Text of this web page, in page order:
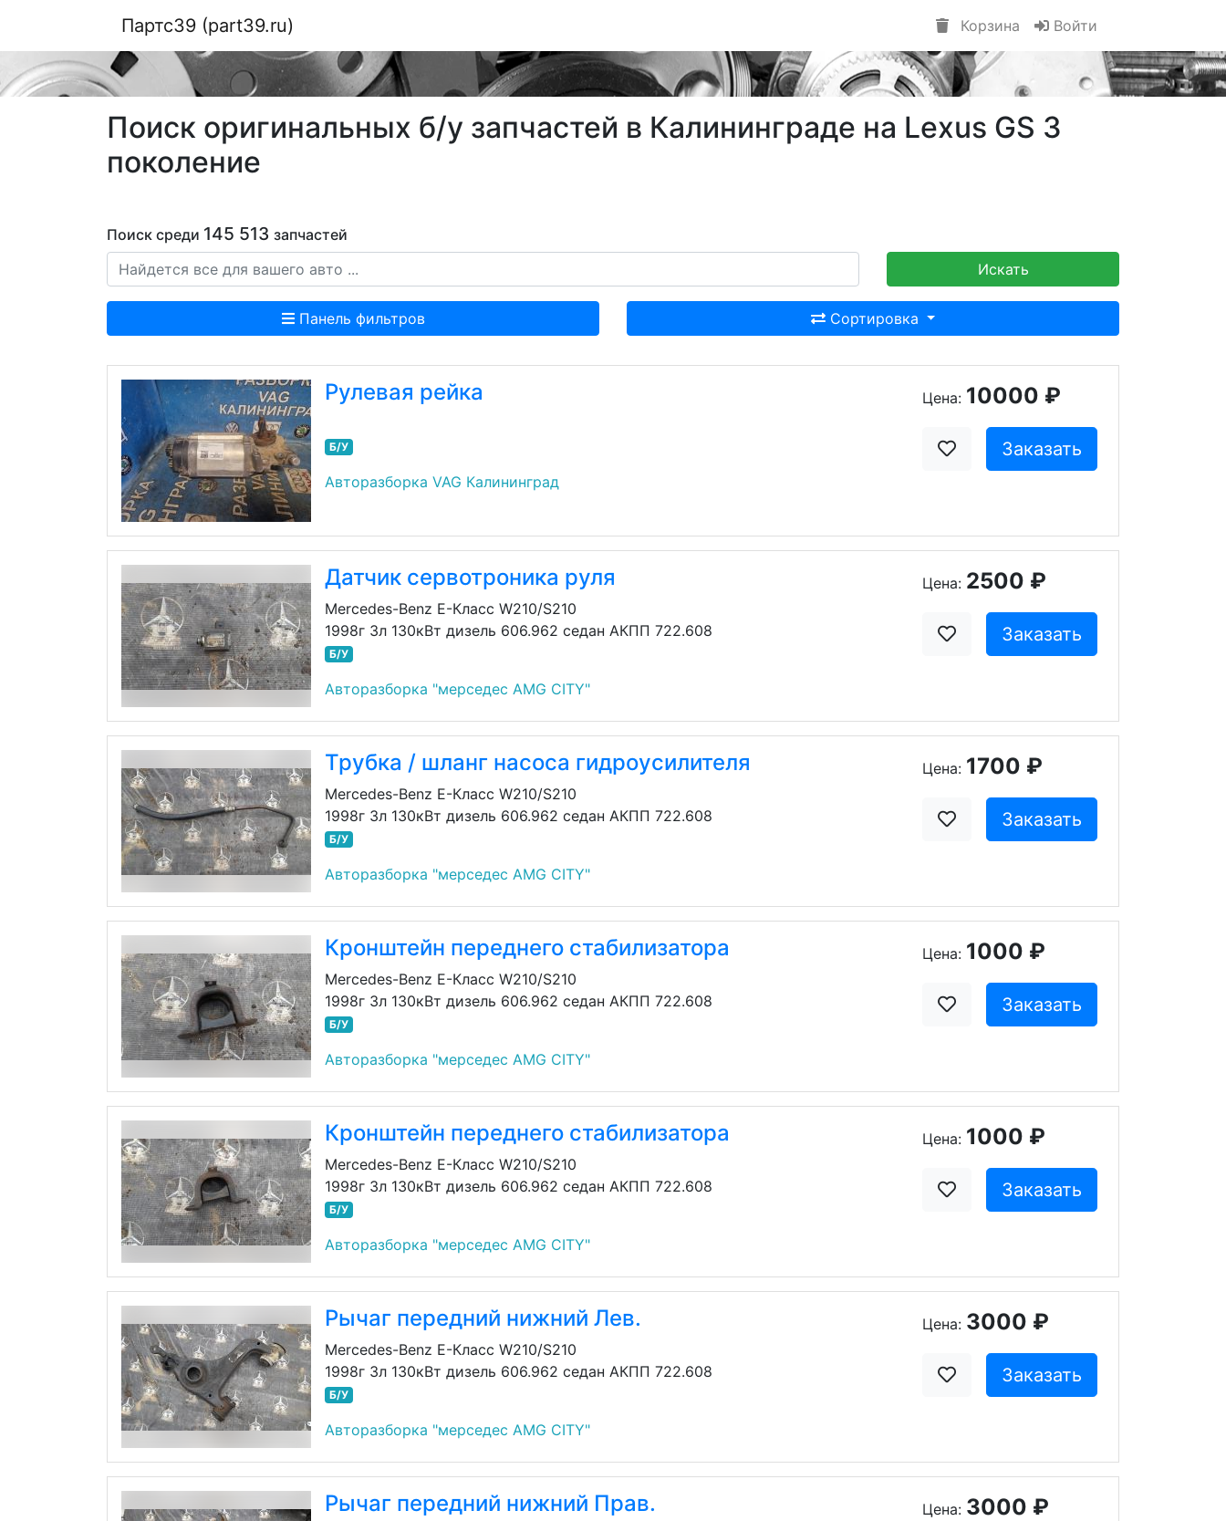
Партс39 (part39.ru) Корзина Войти
Поиск оригинальных б/у запчастей в Калининграде на Lexus GS 3
поколение
Поиск среди 145 513 запчастей
Искать
Панель фильтров Сортировка
Рулевая рейка
Б/У
Авторазборка VAG Калининград
Цена: 10000 ₽
Заказать
Датчик сервотроника руля
Mercedes-Benz E-Класс W210/S210
1998г 3л 130кВт дизель 606.962 седан АКПП 722.608
Б/У
Авторазборка "мерседес AMG CITY"
Цена: 2500 ₽
Заказать
Трубка / шланг насоса гидроусилителя
Mercedes-Benz E-Класс W210/S210
1998г 3л 130кВт дизель 606.962 седан АКПП 722.608
Б/У
Авторазборка "мерседес AMG CITY"
Цена: 1700 ₽
Заказать
Кронштейн переднего стабилизатора
Mercedes-Benz E-Класс W210/S210
1998г 3л 130кВт дизель 606.962 седан АКПП 722.608
Б/У
Авторазборка "мерседес AMG CITY"
Цена: 1000 ₽
Заказать
Кронштейн переднего стабилизатора
Mercedes-Benz E-Класс W210/S210
1998г 3л 130кВт дизель 606.962 седан АКПП 722.608
Б/У
Авторазборка "мерседес AMG CITY"
Цена: 1000 ₽
Заказать
Рычаг передний нижний Лев.
Mercedes-Benz E-Класс W210/S210
1998г 3л 130кВт дизель 606.962 седан АКПП 722.608
Б/У
Авторазборка "мерседес AMG CITY"
Цена: 3000 ₽
Заказать
Рычаг передний нижний Прав. Цена: 3000 ₽